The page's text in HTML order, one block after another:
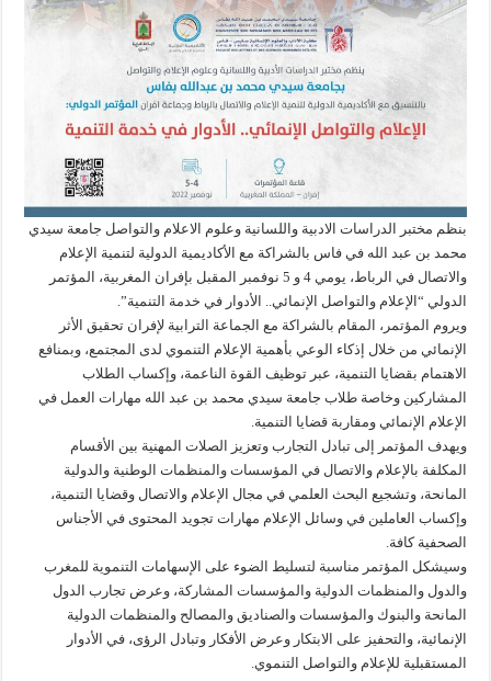
بنظم مختبر الدراسات الادبية واللسانية وعلوم الاعلام والتواصل جامعة سيدي
محمد بن عبد الله في فاس بالشراكة مع الأكاديمية الدولية لتنمية الإعلام
والاتصال في الرباط، يومي 4 و 5 نوفمبر المقبل بإفران المغربية، المؤتمر
الدولي “الإعلام والتواصل الإنمائي.. الأدوار في خدمة التنمية”.
ويروم المؤتمر، المقام بالشراكة مع الجماعة الترابية لإفران تحقيق الأثر
الإنمائي من خلال إذكاء الوعي بأهمية الإعلام التنموي لدى المجتمع، وبمنافع
الاهتمام بقضايا التنمية، عبر توظيف القوة الناعمة، وإكساب الطلاب
المشاركين وخاصة طلاب جامعة سيدي محمد بن عبد الله مهارات العمل في
الإعلام الإنمائي ومقاربة قضايا التنمية.
ويهدف المؤتمر إلى تبادل التجارب وتعزيز الصلات المهنية بين الأقسام
المكلفة بالإعلام والاتصال في المؤسسات والمنظمات الوطنية والدولية
المانحة، وتشجيع البحث العلمي في مجال الإعلام والاتصال وقضايا التنمية،
وإكساب العاملين في وسائل الإعلام مهارات تجويد المحتوى في الأجناس
الصحفية كافة.
وسيشكل المؤتمر مناسبة لتسليط الضوء على الإسهامات التنموية للمغرب
والدول والمنظمات الدولية والمؤسسات المشاركة، وعرض تجارب الدول
المانحة والبنوك والمؤسسات والصناديق والمصالح والمنظمات الدولية
الإنمائية، والتحفيز على الابتكار وعرض الأفكار وتبادل الرؤى، في الأدوار
المستقبلية للإعلام والتواصل التنموي.